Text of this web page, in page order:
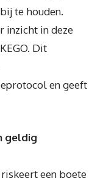
te houden.
inzicht in deze
Dit
en geeft
geldig
een boete